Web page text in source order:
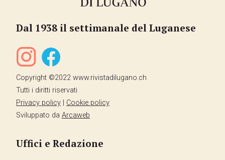
Dal 1938 il settimanale del Luganese
Copyright ©2022 www.rivistadilugano.ch
Tutti i diritti riservati
Privacy policy
Cookie policy
Sviluppato da Arcaweb
Uffici e Redazione